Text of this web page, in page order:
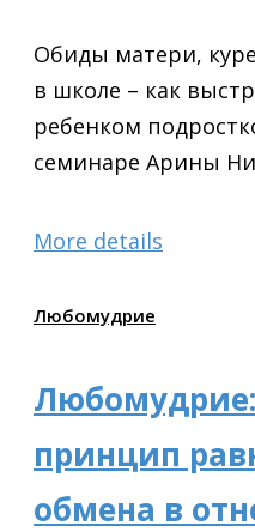
Обиды матери,
в школе – как
ребенком
семинаре Арины
More details
Любомудрие
принцип
обмена в